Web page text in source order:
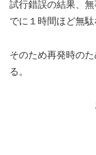
試行錯誤の結果、
でに１時間ほど無駄
そのため再発時の
る。